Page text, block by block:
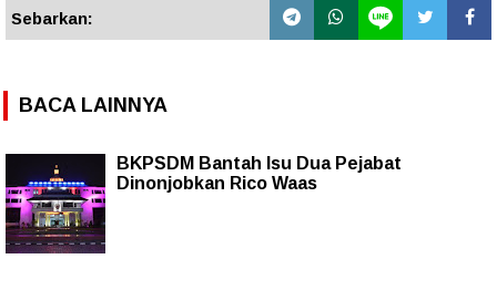
Sebarkan:
BACA LAINNYA
BKPSDM Bantah Isu Dua Pejabat
Dinonjobkan Rico Waas